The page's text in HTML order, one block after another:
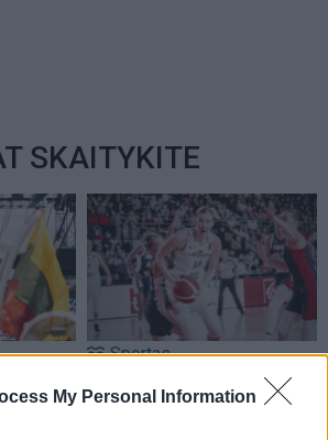
My Personal Information
SKAITYKITE
Sportas
Eglė Šventoraitė – apie
rinktinę, legionierės